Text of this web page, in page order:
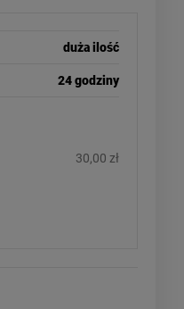
duża ilość
24 godziny
30,00 zł